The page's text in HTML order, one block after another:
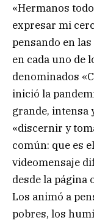
«Hermanos
expresar mi
pensando en
en cada uno de
denominados
inició la
grande, intensa
«discernir y
común: que es
videomensaje
desde la página
Los animó a
pobres, los